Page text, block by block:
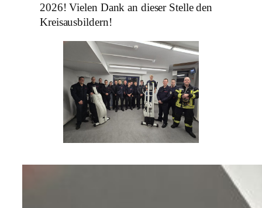
2026! Vielen Dank an dieser Stelle den
Kreisausbildern!